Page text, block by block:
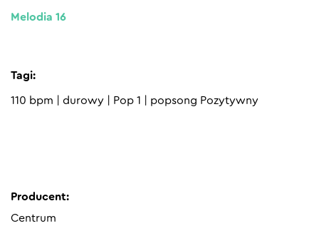
Melodia 16
Tagi:
110 bpm durowy Pop 1 popsong Pozytywny
Producent:
Centrum